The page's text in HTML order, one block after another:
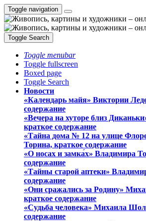
Toggle navigation
Toggle Search
Toggle menubar
Toggle fullscreen
Boxed page
Toggle Search
Новости
«Календарь майя» Виктории
содержание
«Вечера на хуторе близ
краткое содержание
«Тайна дома № 12 на улице
Торина, краткое содержание
«О носах и замка́х» Владимира
содержание
«Тайны старой аптеки»
содержание
«Они сражались за Родину»
краткое содержание
«Судьба человека» Михаила
содержание